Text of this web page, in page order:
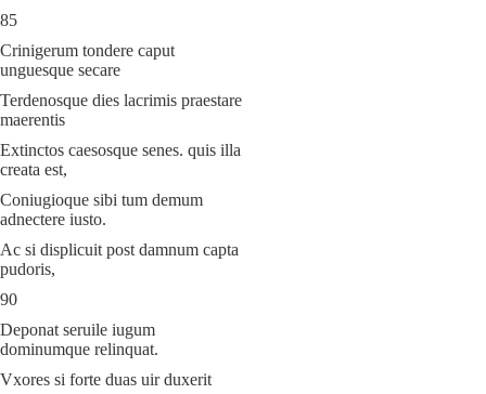
85
Crinigerum tondere caput
unguesque secare
Terdenosque dies lacrimis praestare
maerentis
Extinctos caesosque senes. quis illa
creata est,
Coniugioque sibi tum demum
adnectere iusto.
Ac si displicuit post damnum capta
pudoris,
90
Deponat seruile iugum
dominumque relinquat.
Vxores si forte duas uir duxerit